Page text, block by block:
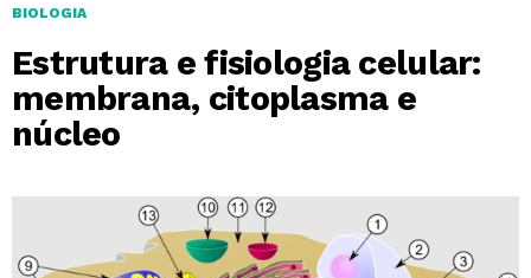
BIOLOGIA
Estrutura e fisiologia celular:
membrana, citoplasma e
núcleo